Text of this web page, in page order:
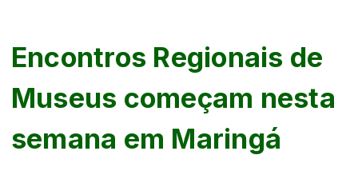
Encontros Regionais de
Museus começam nesta
semana em Maringá